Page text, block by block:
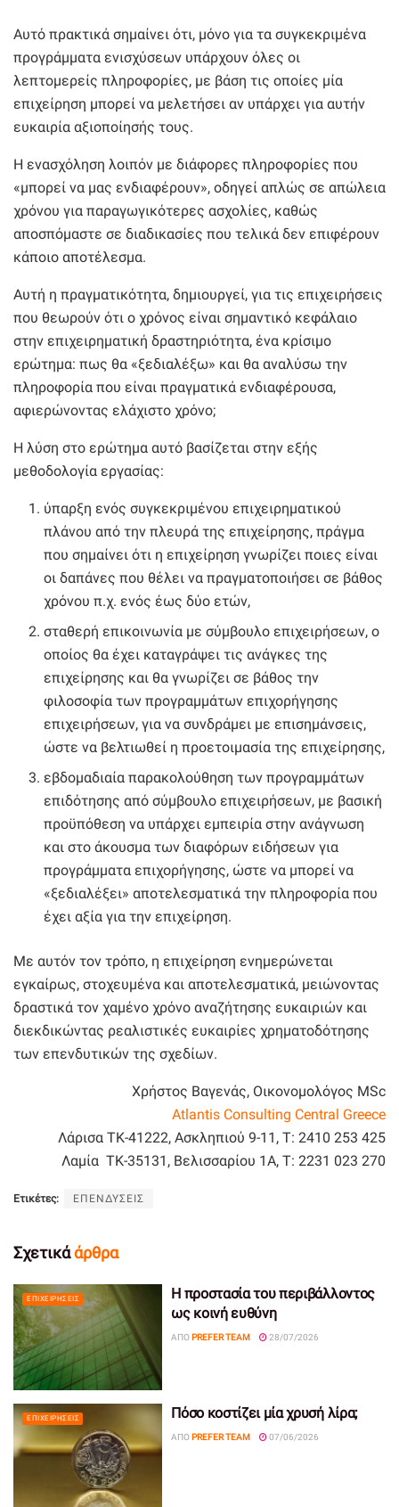
Αυτό πρακτικά σημαίνει ότι, μόνο για τα συγκεκριμένα
προγράμματα ενισχύσεων υπάρχουν όλες οι
λεπτομερείς πληροφορίες, με βάση τις οποίες μία
επιχείρηση μπορεί να μελετήσει αν υπάρχει για αυτήν
ευκαιρία αξιοποίησής τους.
Η ενασχόληση λοιπόν με διάφορες πληροφορίες που
«μπορεί να μας ενδιαφέρουν», οδηγεί απλώς σε απώλεια
χρόνου για παραγωγικότερες ασχολίες, καθώς
αποσπόμαστε σε διαδικασίες που τελικά δεν επιφέρουν
κάποιο αποτέλεσμα.
Αυτή η πραγματικότητα, δημιουργεί, για τις επιχειρήσεις
που θεωρούν ότι ο χρόνος είναι σημαντικό κεφάλαιο
στην επιχειρηματική δραστηριότητα, ένα κρίσιμο
ερώτημα: πως θα «ξεδιαλέξω» και θα αναλύσω την
πληροφορία που είναι πραγματικά ενδιαφέρουσα,
αφιερώνοντας ελάχιστο χρόνο;
Η λύση στο ερώτημα αυτό βασίζεται στην εξής
μεθοδολογία εργασίας:
ύπαρξη ενός συγκεκριμένου επιχειρηματικού
πλάνου από την πλευρά της επιχείρησης, πράγμα
που σημαίνει ότι η επιχείρηση γνωρίζει ποιες είναι
οι δαπάνες που θέλει να πραγματοποιήσει σε βάθος
χρόνου π.χ. ενός έως δύο ετών,
σταθερή επικοινωνία με σύμβουλο επιχειρήσεων, ο
οποίος θα έχει καταγράψει τις ανάγκες της
επιχείρησης και θα γνωρίζει σε βάθος την
φιλοσοφία των προγραμμάτων επιχορήγησης
επιχειρήσεων, για να συνδράμει με επισημάνσεις,
ώστε να βελτιωθεί η προετοιμασία της επιχείρησης,
εβδομαδιαία παρακολούθηση των προγραμμάτων
επιδότησης από σύμβουλο επιχειρήσεων, με βασική
προϋπόθεση να υπάρχει εμπειρία στην ανάγνωση
και στο άκουσμα των διαφόρων ειδήσεων για
προγράμματα επιχορήγησης, ώστε να μπορεί να
«ξεδιαλέξει» αποτελεσματικά την πληροφορία που
έχει αξία για την επιχείρηση.
Με αυτόν τον τρόπο, η επιχείρηση ενημερώνεται
εγκαίρως, στοχευμένα και αποτελεσματικά, μειώνοντας
δραστικά τον χαμένο χρόνο αναζήτησης ευκαιριών και
διεκδικώντας ρεαλιστικές ευκαιρίες χρηματοδότησης
των επενδυτικών της σχεδίων.
Χρήστος Βαγενάς, Οικονομολόγος MSc
Atlantis Consulting Central Greece
Λάρισα TK-41222, Ασκληπιού 9-11, Τ: 2410 253 425
Λαμία TK-35131, Βελισσαρίου 1Α, Τ: 2231 023 270
Ετικέτες: ΕΠΕΝΔΥΣΕΙΣ
Σχετικάάρθρα
ΕΠΙΧΕΙΡΉΣΕΙΣ
Η προστασία του περιβάλλοντος
ως κοινή ευθύνη
ΑΠΌ PREFER TEAM 28/07/2026
ΕΠΙΧΕΙΡΉΣΕΙΣ Πόσο κοστίζει μία χρυσή λίρα;
ΑΠΌ PREFER TEAM 07/06/2026